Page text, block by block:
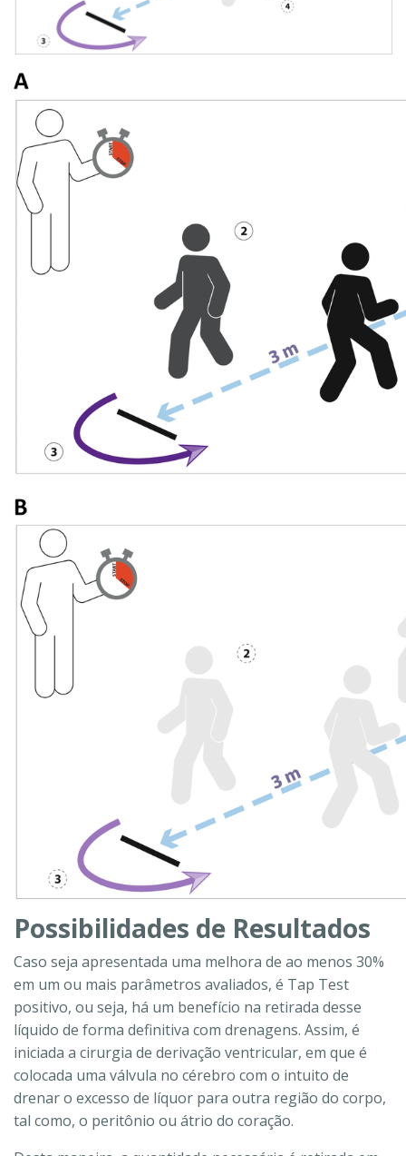
Possibilidades de Resultados
Caso seja apresentada uma melhora de ao menos 30%
em um ou mais parâmetros avaliados, é Tap Test
positivo, ou seja, há um benefício na retirada desse
líquido de forma definitiva com drenagens. Assim, é
iniciada a cirurgia de derivação ventricular, em que é
colocada uma válvula no cérebro com o intuito de
drenar o excesso de líquor para outra região do corpo,
tal como, o peritônio ou átrio do coração.